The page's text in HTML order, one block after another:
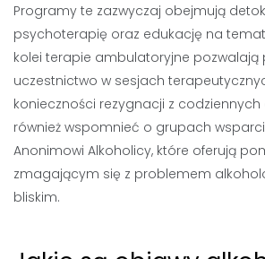
Programy te zazwyczaj obejmują
psychoterapię oraz edukację na temat
kolei terapie ambulatoryjne
uczestnictwo w sesjach
konieczności rezygnacji z codziennych
również wspomnieć o grupach
Anonimowi Alkoholicy, które oferują
zmagającym się z problemem
bliskim.